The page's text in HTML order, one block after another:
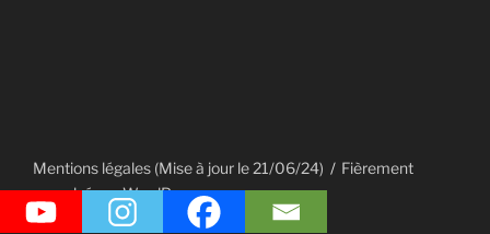
Mentions légales (Mise à jour le 21/06/24)
Fièrement
propulsé par WordPress